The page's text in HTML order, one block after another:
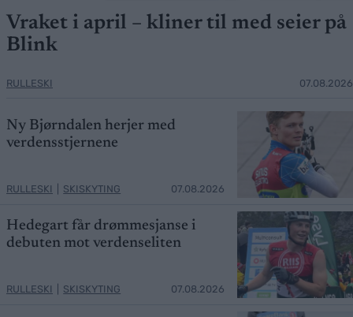
Vraket i april – kliner til med seier på
Blink
RULLESKI 07.08.2026
Ny Bjørndalen herjer med
verdensstjernene
RULLESKI SKISKYTING 07.08.2026
Hedegart får drømmesjanse i
debuten mot verdenseliten
RULLESKI SKISKYTING 07.08.2026